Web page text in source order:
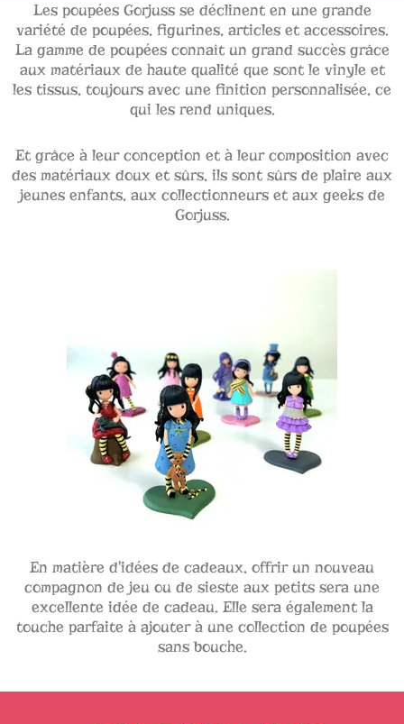
Les poupées Gorjuss se déclinent en une grande
variété de poupées, figurines, articles et accessoires.
La gamme de poupées connaît un grand succès grâce
aux matériaux de haute qualité que sont le vinyle et
les tissus, toujours avec une finition personnalisée, ce
qui les rend uniques.
Et grâce à leur conception et à leur composition avec
des matériaux doux et sûrs, ils sont sûrs de plaire aux
jeunes enfants, aux collectionneurs et aux geeks de
Gorjuss.
En matière d'idées de cadeaux, offrir un nouveau
compagnon de jeu ou de sieste aux petits sera une
excellente idée de cadeau. Elle sera également la
touche parfaite à ajouter à une collection de poupées
sans bouche.